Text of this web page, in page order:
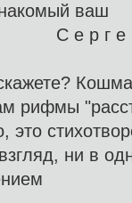
ваш
р г е
рифмы
это
ни в